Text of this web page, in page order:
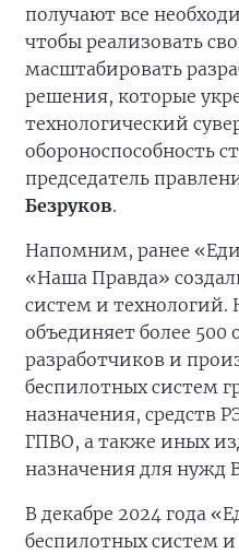
получают все
чтобы реализовать
масштабировать
решения, которые
технологический
обороноспособность
председатель
Безруков.
Напомним, ранее
«Наша Правда»
систем и технологий.
объединяет более
разработчиков и
беспилотных систем
назначения, средств
ГПВО, а также иных
назначения для нужд
В декабре 2024 года
беспилотных систем